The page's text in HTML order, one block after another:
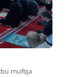
muftija